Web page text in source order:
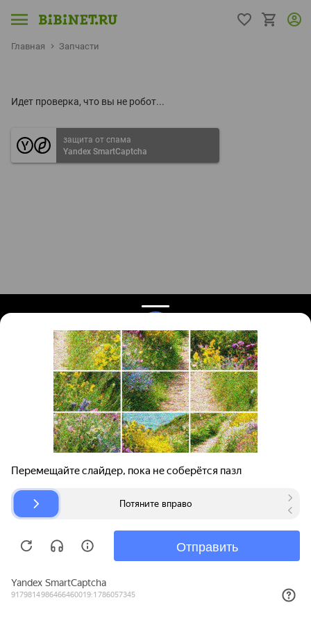
Главная Запчасти
Идет проверка, что вы не робот...
защита от спама
Yandex SmartCaptcha
Поиск запчастей
Для автокомпаний
Авторазборки
О проекте
Помощь
Карта сайта
© bibinet.ru - система поиска запчастей,
Copyright 2010-2026 Все права защищены